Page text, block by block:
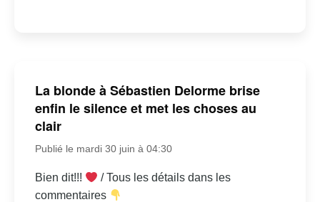
La blonde à Sébastien Delorme brise
enfin le silence et met les choses au
clair
Publié le mardi 30 juin à 04:30
Bien dit!!!
/ Tous les détails dans les
commentaires